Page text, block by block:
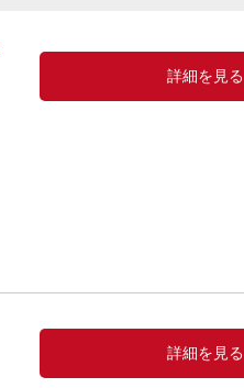
詳細を見る
詳細を見る